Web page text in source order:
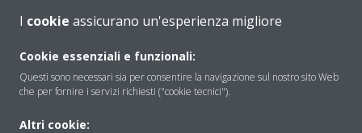
Soluzioni
I cookie assicurano un'esperienza migliore
Cookie essenziali e funzionali:
Questi sono necessari sia per consentire la navigazione sul nostro sito Web
che per fornire i servizi richiesti ("cookie tecnici").
Altri cookie: